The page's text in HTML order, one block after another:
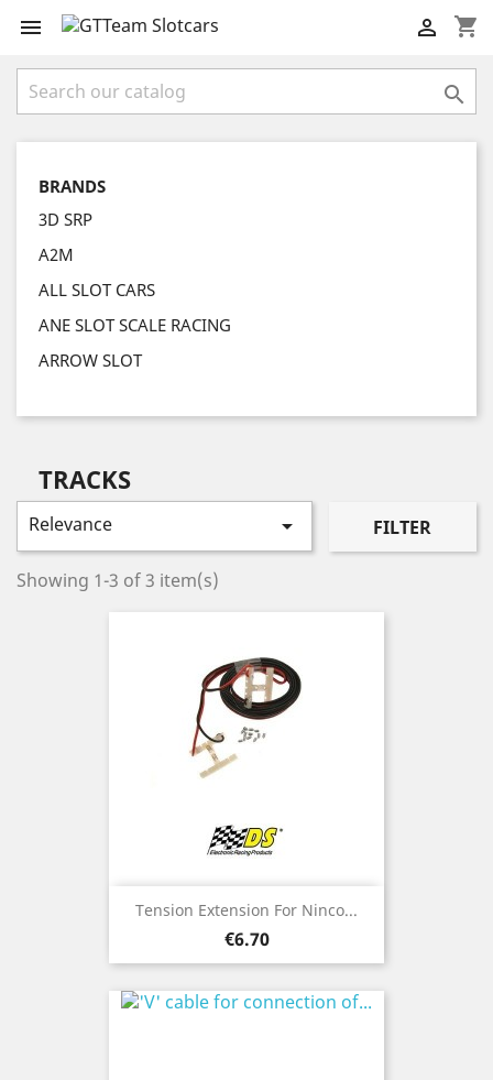
 shopping_cart


BRANDS
3D SRP
A2M
ALL SLOT CARS
ANE SLOT SCALE RACING
ARROW SLOT
TRACKS
Relevance  FILTER
Showing 1-3 of 3 item(s)
Tension Extension For Ninco...
Price
€6.70